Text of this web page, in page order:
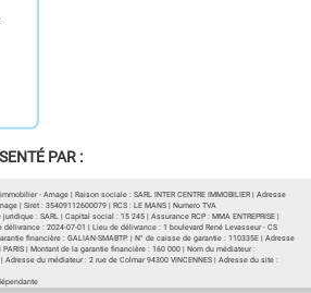
PAR :
- Arnage | Raison sociale : SARL INTER CENTRE IMMOBILIER | Adresse
| Siret : 35409112600079 | RCS : LE MANS | Numero TVA
: SARL | Capital social : 15 245 | Assurance RCP : MMA ENTREPRISE |
: 2024-07-01 | Lieu de délivrance : 1 boulevard René Levasseur - CS
financière : GALIAN-SMABTP. | N° de caisse de garantie : 110335E | Adresse
| Montant de la garantie financière : 160 000 | Nom du médiateur :
du médiateur : 2 rue de Colmar 94300 VINCENNES | Adresse du site :